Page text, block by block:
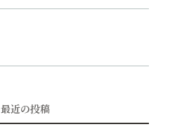
最近の投稿